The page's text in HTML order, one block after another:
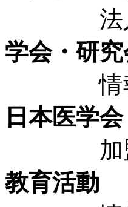
法人
学会・研
情報
日本医学
加盟
教育活動